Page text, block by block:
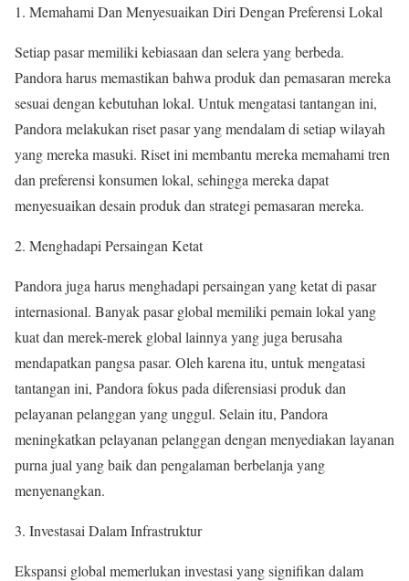
1. Memahami Dan Menyesuaikan Diri Dengan Preferensi Lokal
Setiap pasar memiliki kebiasaan dan selera yang berbeda.
Pandora harus memastikan bahwa produk dan pemasaran mereka
sesuai dengan kebutuhan lokal. Untuk mengatasi tantangan ini,
Pandora melakukan riset pasar yang mendalam di setiap wilayah
yang mereka masuki. Riset ini membantu mereka memahami tren
dan preferensi konsumen lokal, sehingga mereka dapat
menyesuaikan desain produk dan strategi pemasaran mereka.
2. Menghadapi Persaingan Ketat
Pandora juga harus menghadapi persaingan yang ketat di pasar
internasional. Banyak pasar global memiliki pemain lokal yang
kuat dan merek-merek global lainnya yang juga berusaha
mendapatkan pangsa pasar. Oleh karena itu, untuk mengatasi
tantangan ini, Pandora fokus pada diferensiasi produk dan
pelayanan pelanggan yang unggul. Selain itu, Pandora
meningkatkan pelayanan pelanggan dengan menyediakan layanan
purna jual yang baik dan pengalaman berbelanja yang
menyenangkan.
3. Investasai Dalam Infrastruktur
Ekspansi global memerlukan investasi yang signifikan dalam